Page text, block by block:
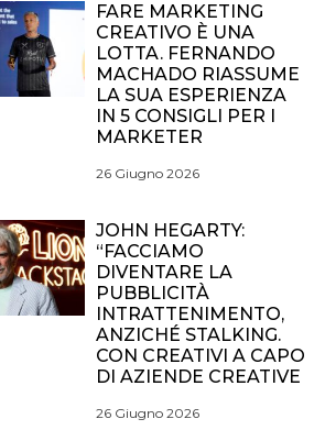
FARE MARKETING
CREATIVO È UNA
LOTTA. FERNANDO
MACHADO RIASSUME
LA SUA ESPERIENZA
IN 5 CONSIGLI PER I
MARKETER
26 Giugno 2026
JOHN HEGARTY:
“FACCIAMO
DIVENTARE LA
PUBBLICITÀ
INTRATTENIMENTO,
ANZICHÉ STALKING.
CON CREATIVI A CAPO
DI AZIENDE CREATIVE
26 Giugno 2026